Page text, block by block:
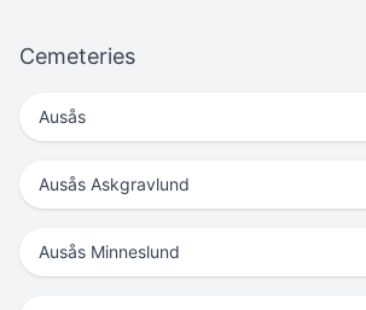
Cemeteries
Ausås
Ausås Askgravlund
Ausås Minneslund